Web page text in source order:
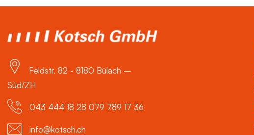
Feldstr. 82 - 8180 Bülach –
Süd/ZH
043 444 18 28 079 789 17 36
info@kotsch.ch